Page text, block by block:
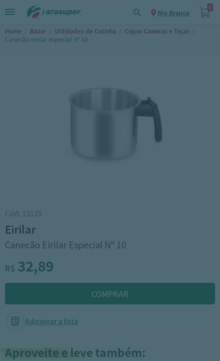
Rio Branco
0
Home / Bazar / Utilidades de Cozinha / Copos Canecas e Taças /
Canecão eirilar especial nº 10
Cód: 13170
eirilar
Canecão Eirilar Especial Nº 10
R$ 32,89
Adicionar a lista
Aproveite e leve também: